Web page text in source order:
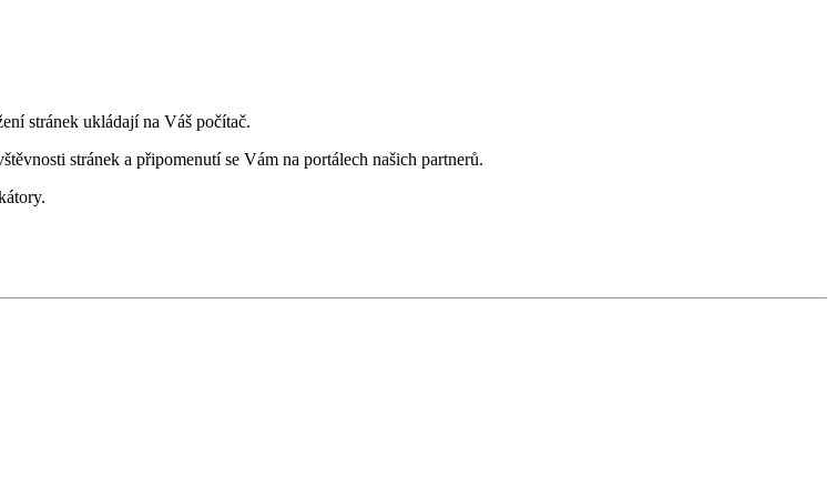
stránek ukládají na Váš počítač.
stránek a připomenutí se Vám na portálech našich partnerů.